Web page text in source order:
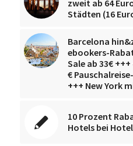
zweit ab 64
Städten (16
Barcelona
ebookers-
Sale ab 33€
€
+++ New York
10 Prozent
Hotels bei